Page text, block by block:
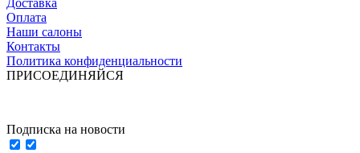
Оплата
Наши салоны
Контакты
Политика конфиденциальности
ПРИСОЕДИНЯЙСЯ
Подписка на новости